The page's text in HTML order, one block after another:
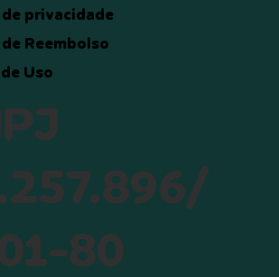
Uso
Reembolso
privacidade
80